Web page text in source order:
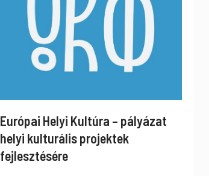
Európai Helyi Kultúra – pályázat
helyi kulturális projektek
fejlesztésére